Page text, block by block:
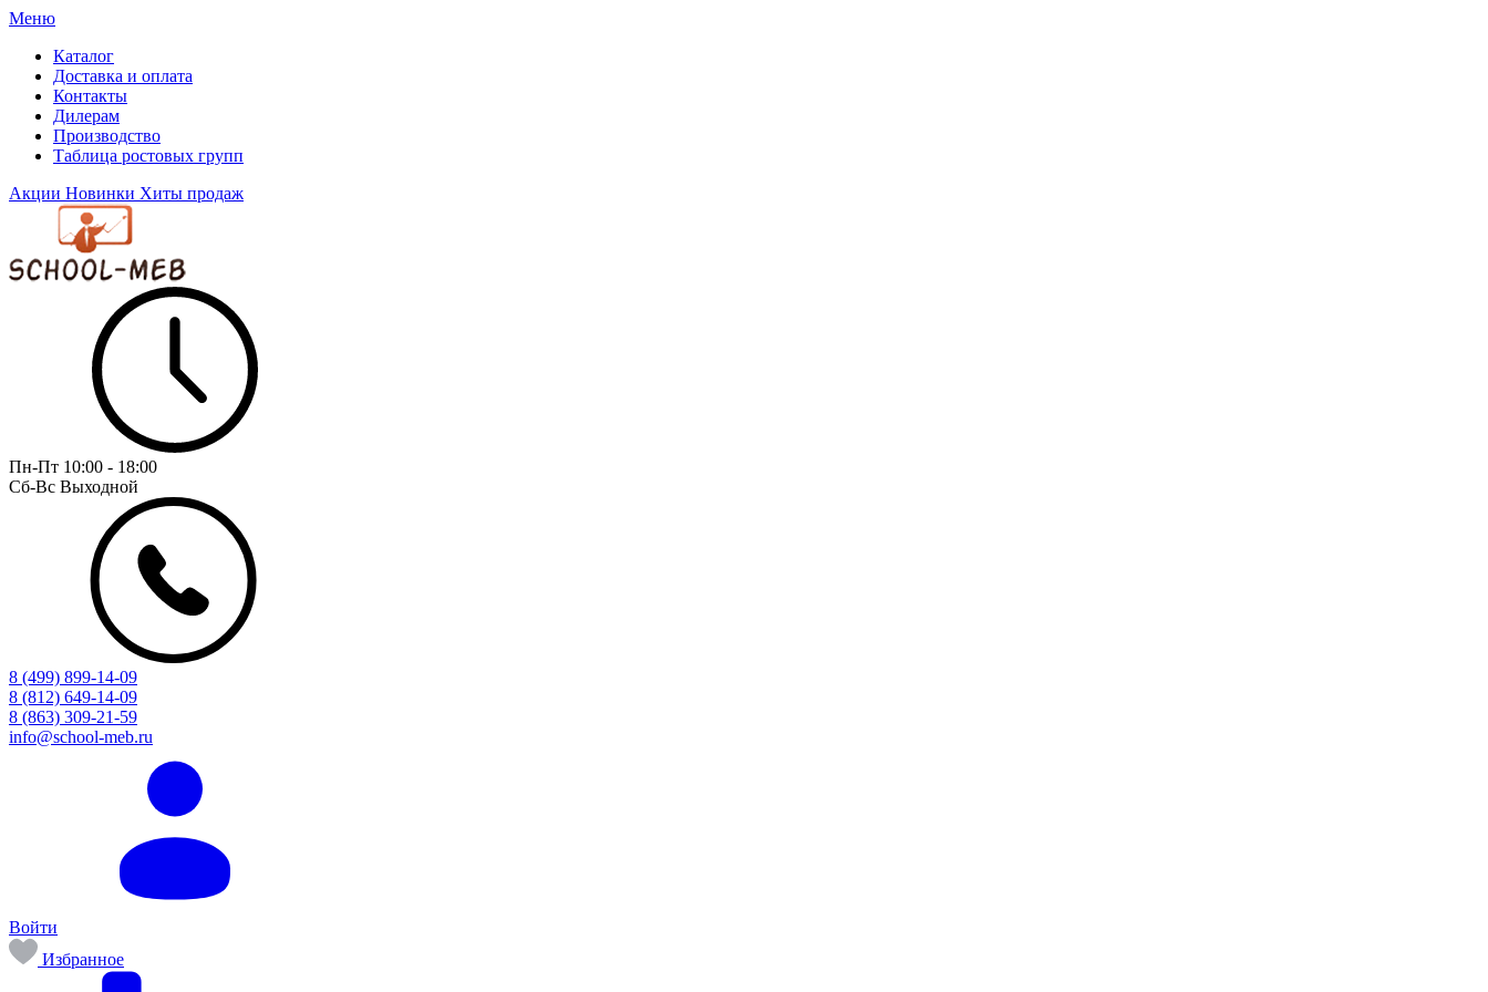
Меню
Каталог
Доставка и оплата
Контакты
Дилерам
Производство
Таблица ростовых групп
Акции Новинки Хиты продаж
Пн-Пт 10:00 - 18:00
Сб-Вс Выходной
8 (499) 899-14-09
8 (812) 649-14-09
8 (863) 309-21-59
info@school-meb.ru
Войти
Избранное